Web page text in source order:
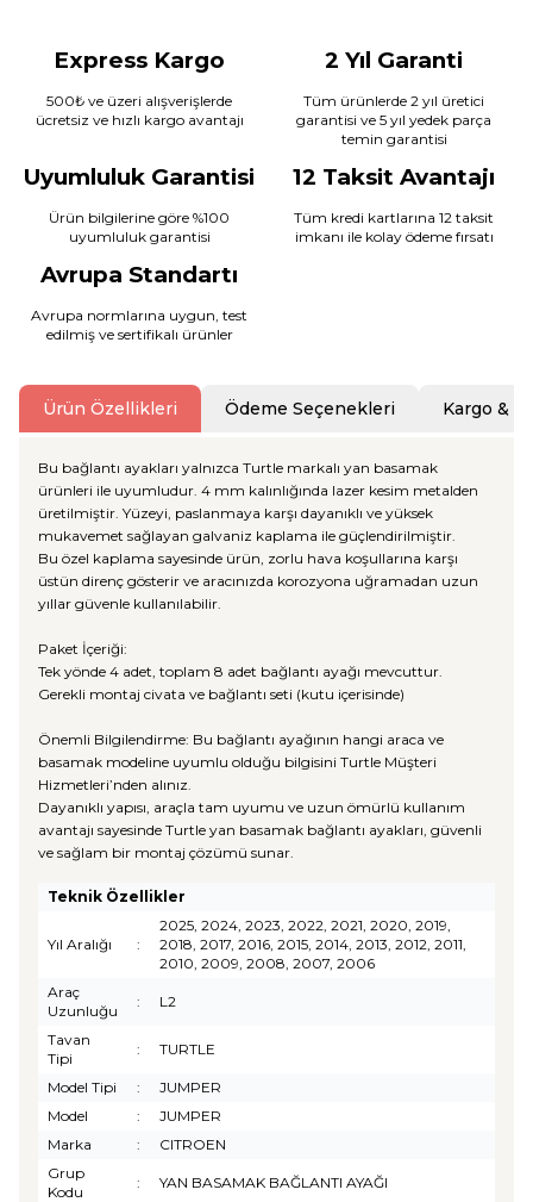
Express Kargo
500₺ ve üzeri alışverişlerde
ücretsiz ve hızlı kargo avantajı
2 Yıl Garanti
Tüm ürünlerde 2 yıl üretici
garantisi ve 5 yıl yedek parça
temin garantisi
Uyumluluk Garantisi
Ürün bilgilerine göre %100
uyumluluk garantisi
12 Taksit Avantajı
Tüm kredi kartlarına 12 taksit
imkanı ile kolay ödeme fırsatı
Avrupa Standartı
Avrupa normlarına uygun, test
edilmiş ve sertifikalı ürünler
Ürün Özellikleri Ödeme Seçenekleri Kargo &
Bu bağlantı ayakları yalnızca Turtle markalı yan basamak
ürünleri ile uyumludur. 4 mm kalınlığında lazer kesim metalden
üretilmiştir. Yüzeyi, paslanmaya karşı dayanıklı ve yüksek
mukavemet sağlayan galvaniz kaplama ile güçlendirilmiştir.
Bu özel kaplama sayesinde ürün, zorlu hava koşullarına karşı
üstün direnç gösterir ve aracınızda korozyona uğramadan uzun
yıllar güvenle kullanılabilir.
Paket İçeriği:
Tek yönde 4 adet, toplam 8 adet bağlantı ayağı mevcuttur.
Gerekli montaj civata ve bağlantı seti (kutu içerisinde)
Önemli Bilgilendirme: Bu bağlantı ayağının hangi araca ve
basamak modeline uyumlu olduğu bilgisini Turtle Müşteri
Hizmetleri’nden alınız.
Dayanıklı yapısı, araçla tam uyumu ve uzun ömürlü kullanım
avantajı sayesinde Turtle yan basamak bağlantı ayakları, güvenli
ve sağlam bir montaj çözümü sunar.
Teknik Özellikler
Yıl Aralığı :
2025, 2024, 2023, 2022, 2021, 2020, 2019,
2018, 2017, 2016, 2015, 2014, 2013, 2012, 2011,
2010, 2009, 2008, 2007, 2006
Araç
Uzunluğu
: L2
Tavan
Tipi
: TURTLE
Model Tipi :
JUMPER
Model
:
JUMPER
Marka
:
CITROEN
Grup
Kodu
: YAN BASAMAK BAĞLANTI AYAĞI